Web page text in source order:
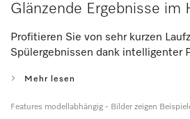
Glänzende Ergebnisse im
Profitieren Sie von sehr kurzen
Spülergebnissen dank intelligenter
Mehr lesen
Features modellabhängig - Bilder zeigen